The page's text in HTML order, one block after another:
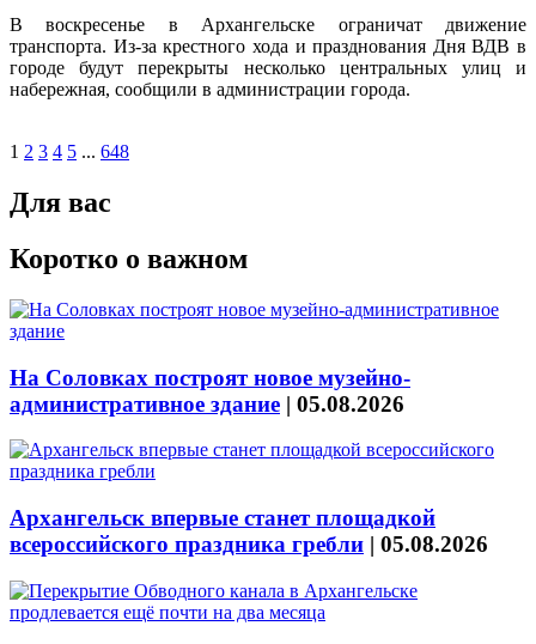
В воскресенье в Архангельске ограничат движение
транспорта. Из-за крестного хода и празднования Дня ВДВ в
городе будут перекрыты несколько центральных улиц и
набережная, сообщили в администрации города.
1 2 3 4 5 ... 648
Для вас
Коротко о важном
На Соловках построят новое музейно-
административное здание | 05.08.2026
Архангельск впервые станет площадкой
всероссийского праздника гребли | 05.08.2026